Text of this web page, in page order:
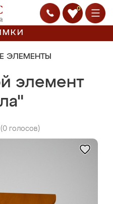
0
ЭЛЕМЕНТЫ
элемент
(0 голосов)